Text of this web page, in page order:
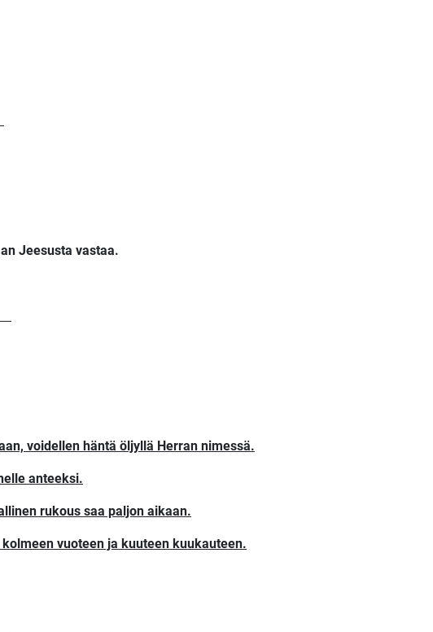
Jeesusta vastaa.
voidellen häntä öljyllä Herran nimessä.
anteeksi.
rukous saa paljon aikaan.
vuoteen ja kuuteen kuukauteen.